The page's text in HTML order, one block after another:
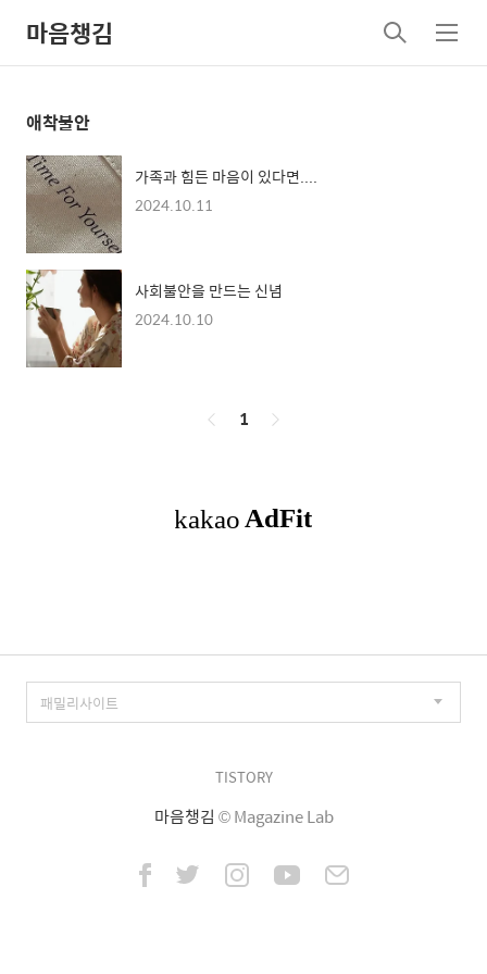
마음챙김
검
색
메
뉴
애착불안
가족과 힘든 마음이 있다면....
2024.10.11
사회불안을 만드는 신념
2024.10.10
페
1
TISTORY
마음챙김 © Magazine Lab